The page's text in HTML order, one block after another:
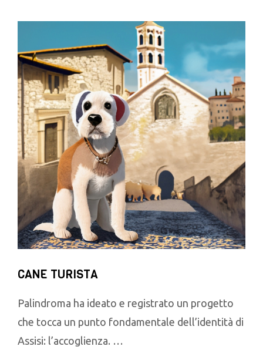
CANE TURISTA
Palindroma ha ideato e registrato un progetto
che tocca un punto fondamentale dell’identità di
Assisi: l’accoglienza. …